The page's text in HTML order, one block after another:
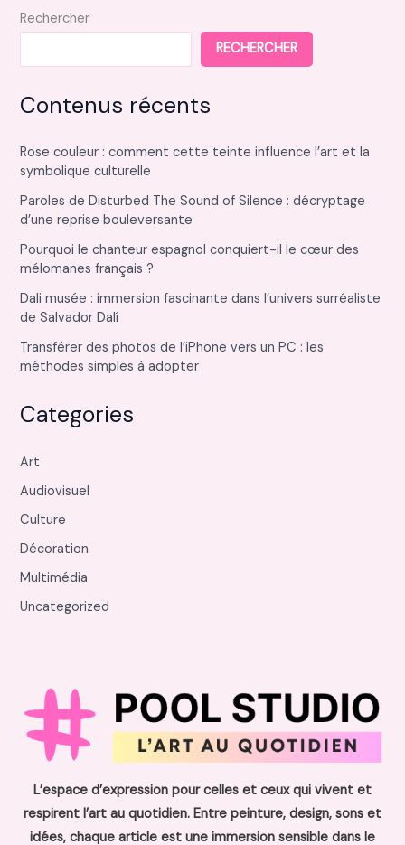
Rechercher
RECHERCHER
Contenus récents
Rose couleur : comment cette teinte influence l’art et la
symbolique culturelle
Paroles de Disturbed The Sound of Silence : décryptage
d’une reprise bouleversante
Pourquoi le chanteur espagnol conquiert-il le cœur des
mélomanes français ?
Dali musée : immersion fascinante dans l’univers surréaliste
de Salvador Dalí
Transférer des photos de l’iPhone vers un PC : les
méthodes simples à adopter
Categories
Art
Audiovisuel
Culture
Décoration
Multimédia
Uncategorized
L’espace d’expression pour celles et ceux qui vivent et
respirent l’art au quotidien. Entre peinture, design, sons et
idées, chaque article est une immersion sensible dans le